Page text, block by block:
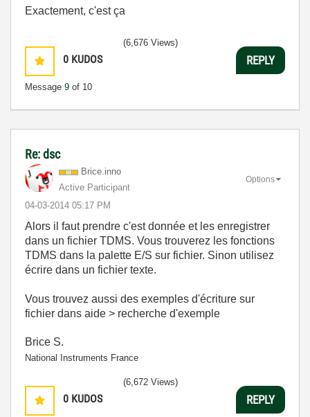
Exactement, c'est ça
0 KUDOS
Message 9 of 10
(6,676 Views)
REPLY
Re: dsc
Brice.inno
Active Participant
‎04-03-2014 05:17 PM
Options
Alors il faut prendre c'est donnée et les enregistrer
dans un fichier TDMS. Vous trouverez les fonctions
TDMS dans la palette E/S sur fichier. Sinon utilisez
écrire dans un fichier texte.
Vous trouvez aussi des exemples d'écriture sur
fichier dans aide > recherche d'exemple
Brice S.
National Instruments France
0 KUDOS
(6,672 Views)
REPLY